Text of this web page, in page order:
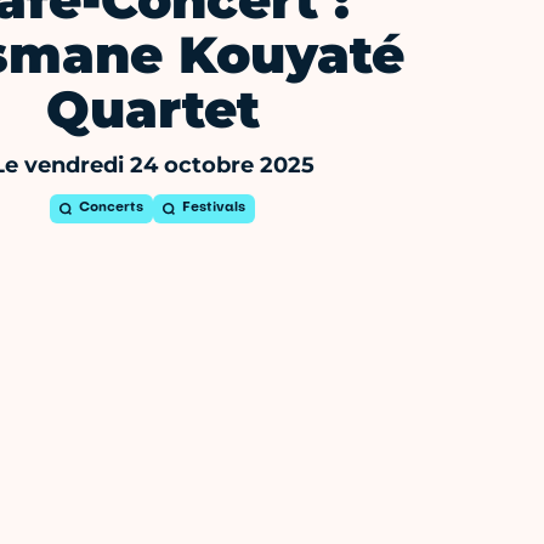
Kouyaté
Quartet
vendredi 24 octobre 2025
Concerts Festivals